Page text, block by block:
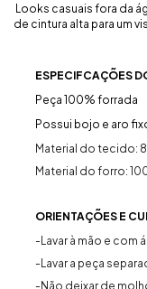
Looks casuais fora da
de cintura alta para um
ESPECIFCAÇÕES
Peça 100% forrada
Possui bojo e aro
Material do tecido:
Material do forro:
ORIENTAÇÕES E
-Lavar à mão e com
-Lavar a peça
-Não deixar de